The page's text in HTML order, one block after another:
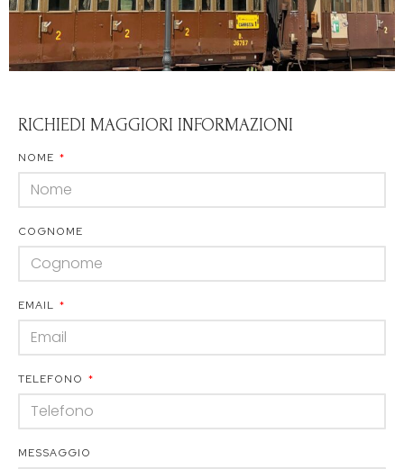
RICHIEDI MAGGIORI INFORMAZIONI
NOME
COGNOME
EMAIL
TELEFONO
MESSAGGIO